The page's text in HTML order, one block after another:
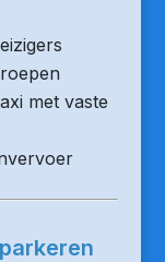
met vaste